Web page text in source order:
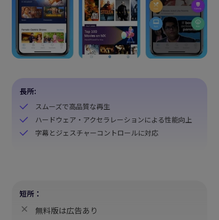
長所:
スムーズで高品質な再生
ハードウェア・アクセラレーションによる性能向上
字幕とジェスチャーコントロールに対応
短所：
無料版は広告あり